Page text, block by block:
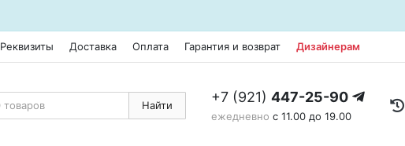
Реквизиты Доставка Оплата Гарантия и возврат Дизайнерам
Найти +7 (921) 447-25-90
ежедневно с 11.00 до 19.00